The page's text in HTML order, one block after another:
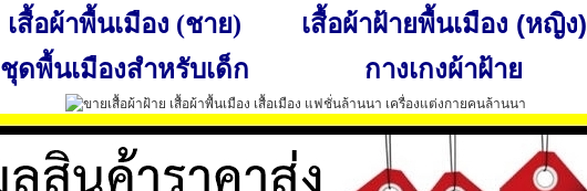
เสื้อผ้าพื้นเมือง (ชาย)
เสื้อผ้าฝ้ายพื้นเมือง (หญิง)
ชุดพื้นเมืองสำหรับเด็ก
กางเกงผ้าฝ้าย